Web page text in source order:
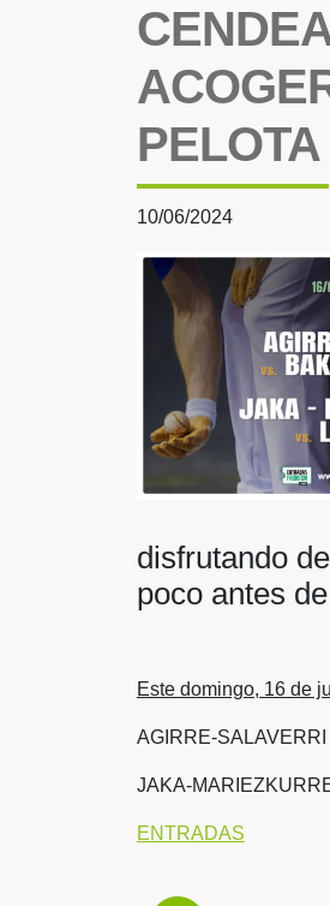
10/06/2024
disfrutando
poco antes
Este domingo, 16 de
AGIRRE-
JAKA-
ENTRADAS